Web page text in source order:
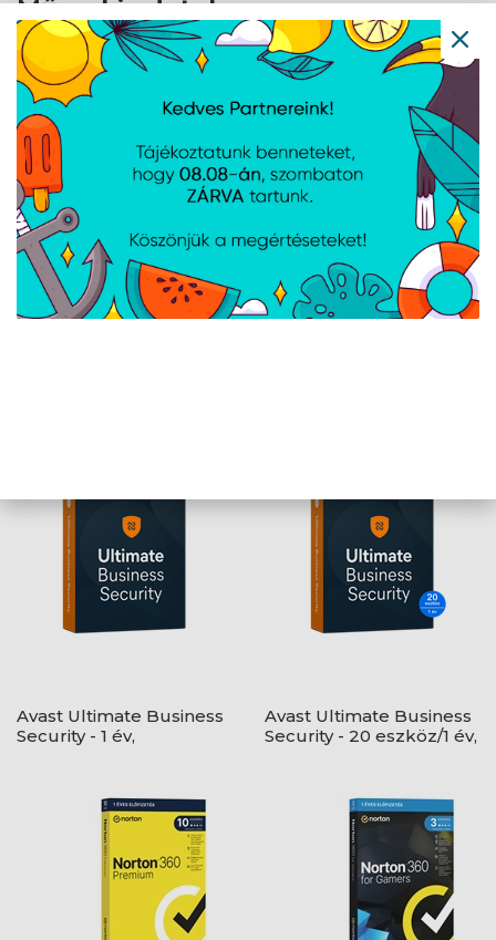
Műszaki adatok
Felhasználók száma: 1
Eszközbiztonság: 1 PC, Mac, okostelefon vagy
tablet védelem
Funkciók: Vírusok, kártevő-, kém és
zsarolóprogramok elleni védelem; Jelszó
kezelő; Tűzfal; Online védelem (SafeCam PC-
hez, Secure VPN)
Felhőalapú biztonsági mentés tárhelye PC-hez:
10 GB
Licenc érvényessége: 2 év
Rendszerkövetelmények: Windows PC, Mac
gépek, Android- és iOS eszközök
Elektronikus licenc
Avast Ultimate Business
Security - 1 év,
Avast Ultimate Business
Security - 20 eszköz/1 év,